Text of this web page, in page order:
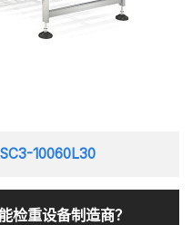
10060L30
检重设备制造商？